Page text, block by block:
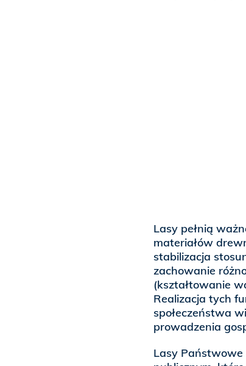
Lasy pełnią
materiałów
stabilizacja
zachowanie
(kształtowanie
Realizacja tych
społeczeństwa
prowadzenia
Lasy